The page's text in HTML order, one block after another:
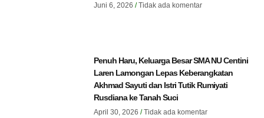
Juni 6, 2026 Tidak ada komentar
Penuh Haru, Keluarga Besar SMA NU Centini
Laren Lamongan Lepas Keberangkatan
Akhmad Sayuti dan Istri Tutik Rumiyati
Rusdiana ke Tanah Suci
April 30, 2026 Tidak ada komentar